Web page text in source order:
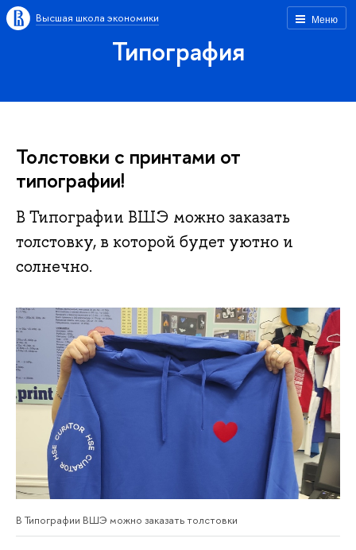
Меню
Высшая школа экономики
Типография
Толстовки с принтами от
типографии!
В Типографии ВШЭ можно заказать
толстовку, в которой будет уютно и
солнечно.
В Типографии ВШЭ можно заказать толстовки